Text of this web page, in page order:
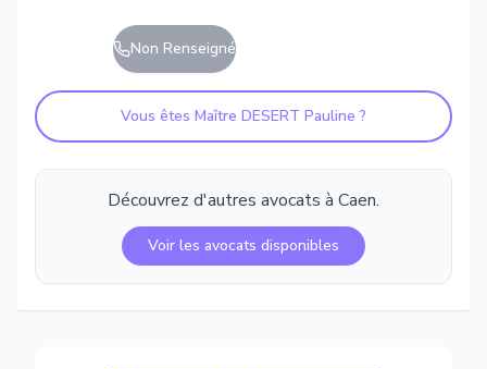
Non Renseigné
Vous êtes Maître DESERT Pauline ?
Découvrez d'autres avocats à Caen.
Voir les avocats disponibles